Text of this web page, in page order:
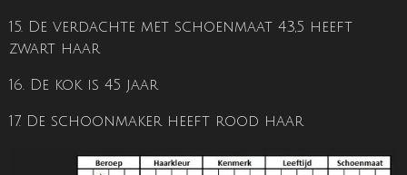
15. De verdachte met schoenmaat 43,5 heeft
zwart haar
16. De kok is 45 jaar
17. De schoonmaker heeft rood haar